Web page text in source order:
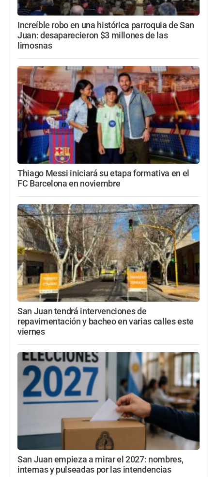
Increíble robo en una histórica parroquia de San
Juan: desaparecieron $3 millones de las
limosnas
Thiago Messi iniciará su etapa formativa en el
FC Barcelona en noviembre
San Juan tendrá intervenciones de
repavimentación y bacheo en varias calles este
viernes
San Juan empieza a mirar el 2027: nombres,
internas y pulseadas por las intendencias